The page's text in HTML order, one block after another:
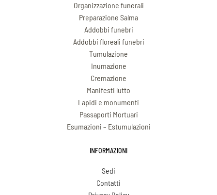
Organizzazione funerali
Preparazione Salma
Addobbi funebri
Addobbi floreali funebri
Tumulazione
Inumazione
Cremazione
Manifesti lutto
Lapidi e monumenti
Passaporti Mortuari
Esumazioni – Estumulazioni
INFORMAZIONI
Sedi
Contatti